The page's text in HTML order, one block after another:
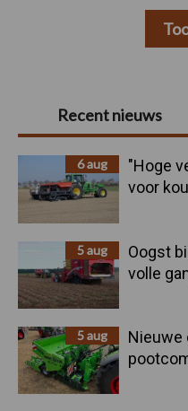
Primaire
Sidebar
Recent nieuws
6 aug
"Hoge
voor
5 aug
Oogst
volle
5 aug
Nieuwe